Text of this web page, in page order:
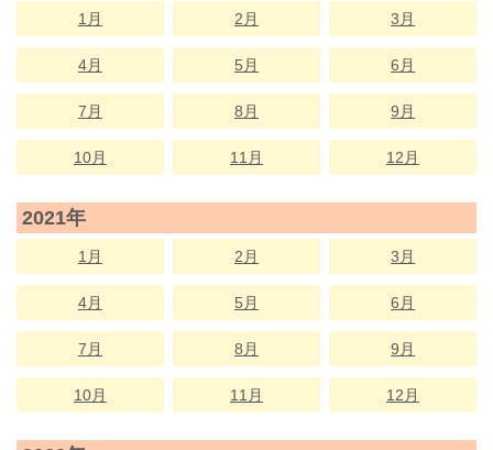
1月 2月 3月
4月 5月 6月
7月 8月 9月
10月 11月 12月
2021年
1月 2月 3月
4月 5月 6月
7月 8月 9月
10月 11月 12月